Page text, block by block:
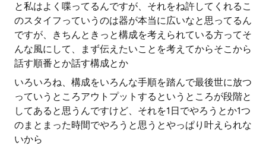
と私はよく喋ってるんですが、それをね許してくれるこ
のスタイフっていうのは器が本当に広いなと思ってるん
ですが、きちんときっと構成を考えられている方ってそ
んな風にして、まず伝えたいことを考えてからそこから
話す順番とか話す構成とか
いろいろね、構成をいろんな手順を踏んで最後世に放つ
っていうところアウトプットするというところが段階と
してあると思うんですけど、それを1日でやろうとか1つ
のまとまった時間でやろうと思うとやっぱり叶えられな
いから